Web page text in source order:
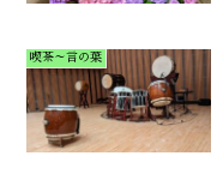
喫茶～言の葉